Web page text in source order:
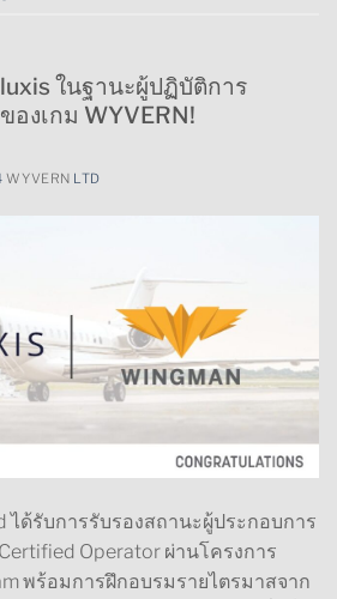
ในฐานะผู้ปฏิบัติการ
งเกม WYVERN!
WYVERN LTD
ได้รับการรับรองสถานะผู้ประกอบการ
Operator ผ่านโครงการ
พร้อมการฝึกอบรมรายไตรมาสจาก